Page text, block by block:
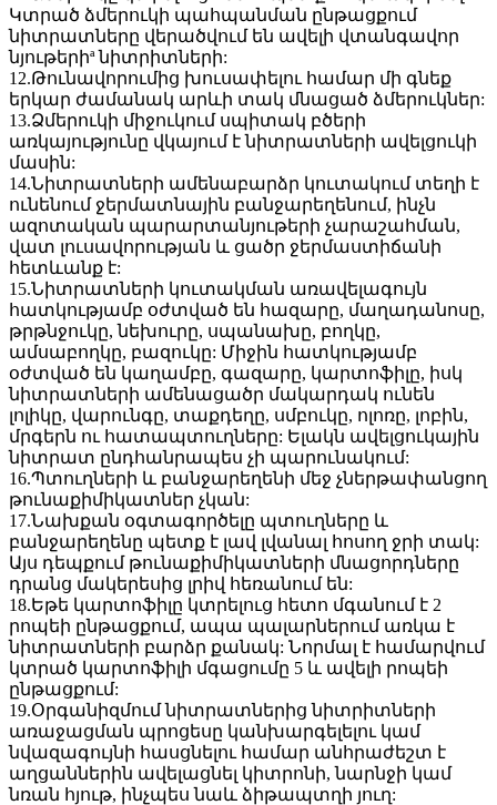
Կտրած ձմերուկի պահպանման ընթացքում
նիտրատները վերածվում են ավելի վտանգավոր
նյութերիª նիտրիտների:
12.Թունավորումից խուսափելու համար մի գնեք
երկար ժամանակ արևի տակ մնացած ձմերուկներ:
13.Ձմերուկի միջուկում սպիտակ բծերի
առկայությունը վկայում է նիտրատների ավելցուկի
մասին:
14.Նիտրատների ամենաբարձր կուտակում տեղի է
ունենում ջերմատնային բանջարեղենում, ինչն
ազոտական պարարտանյութերի չարաշահման,
վատ լուսավորության և ցածր ջերմաստիճանի
հետևանք է:
15.Նիտրատների կուտակման առավելագույն
հատկությամբ օժտված են հազարը, մաղադանոսը,
թրթնջուկը, նեխուրը, սպանախը, բողկը,
ամսաբողկը, բազուկը: Միջին հատկությամբ
օժտված են կաղամբը, գազարը, կարտոֆիլը, իսկ
նիտրատների ամենացածր մակարդակ ունեն
լոլիկը, վարունգը, տաքդեղը, սմբուկը, ոլոռը, լոբին,
մրգերն ու հատապտուղները: Ելակն ավելցուկային
նիտրատ ընդհանրապես չի պարունակում:
16.Պտուղների և բանջարեղենի մեջ չներթափանցող
թունաքիմիկատներ չկան:
17.Նախքան օգտագործելը պտուղները և
բանջարեղենը պետք է լավ լվանալ հոսող ջրի տակ:
Այս դեպքում թունաքիմիկատների մնացորդները
դրանց մակերեսից լրիվ հեռանում են:
18.Եթե կարտոֆիլը կտրելուց հետո մգանում է 2
րոպեի ընթացքում, ապա պալարներում առկա է
նիտրատների բարձր քանակ: Նորմալ է համարվում
կտրած կարտոֆիլի մգացումը 5 և ավելի րոպեի
ընթացքում:
19.Օրգանիզմում նիտրատներից նիտրիտների
առաջացման պրոցեսը կանխարգելելու կամ
նվազագույնի հասցնելու համար անհրաժեշտ է
աղցաններին ավելացնել կիտրոնի, նարնջի կամ
նռան հյութ, ինչպես նաև ձիթապտղի յուղ: